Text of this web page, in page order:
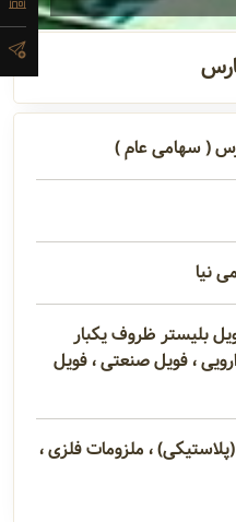
( سهامی عام )
نیا
بليستر ظروف يكبار
، فویل صنعتی ، فویل
، ملزومات فلزی ،